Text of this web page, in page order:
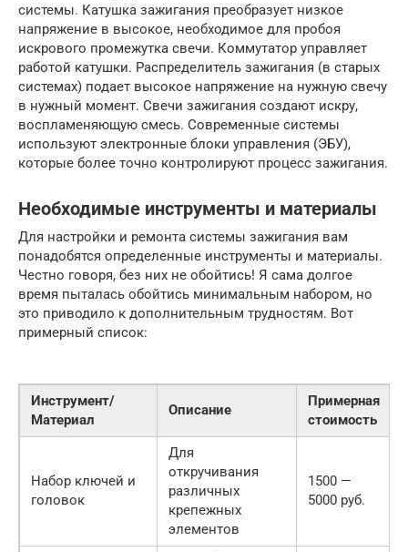
системы. Катушка зажигания преобразует низкое
напряжение в высокое, необходимое для пробоя
искрового промежутка свечи. Коммутатор управляет
работой катушки. Распределитель зажигания (в старых
системах) подает высокое напряжение на нужную свечу
в нужный момент. Свечи зажигания создают искру,
воспламеняющую смесь. Современные системы
используют электронные блоки управления (ЭБУ),
которые более точно контролируют процесс зажигания.
Необходимые инструменты и материалы
Для настройки и ремонта системы зажигания вам
понадобятся определенные инструменты и материалы.
Честно говоря, без них не обойтись! Я сама долгое
время пыталась обойтись минимальным набором, но
это приводило к дополнительным трудностям. Вот
примерный список:
Инструмент/
Материал
Описание
Примерная
стоимость
Набор ключей и
головок
Для
откручивания
различных
крепежных
элементов
1500 —
5000 руб.